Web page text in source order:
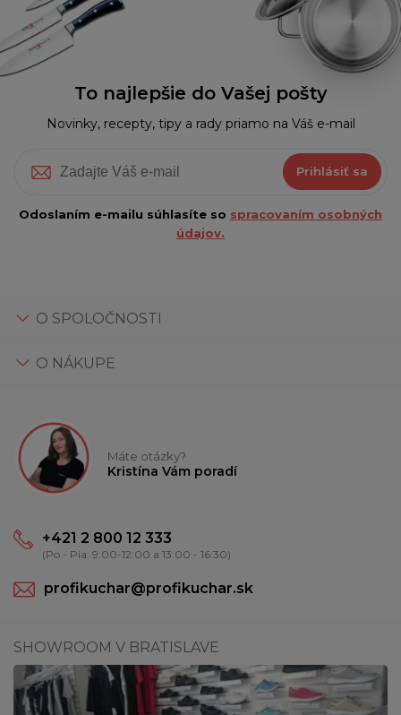
To najlepšie do Vašej pošty
Novinky, recepty, tipy a rady priamo na Váš e-mail
Prihlásiť sa
Odoslaním e-mailu súhlasíte so spracovaním osobných
údajov.
O SPOLOČNOSTI
O NÁKUPE
Máte otázky?
Kristína Vám poradí
+421 2 800 12 333
(Po - Pia: 9:00-12:00 a 13:00 - 16:30)
profikuchar@profikuchar.sk
SHOWROOM V BRATISLAVE